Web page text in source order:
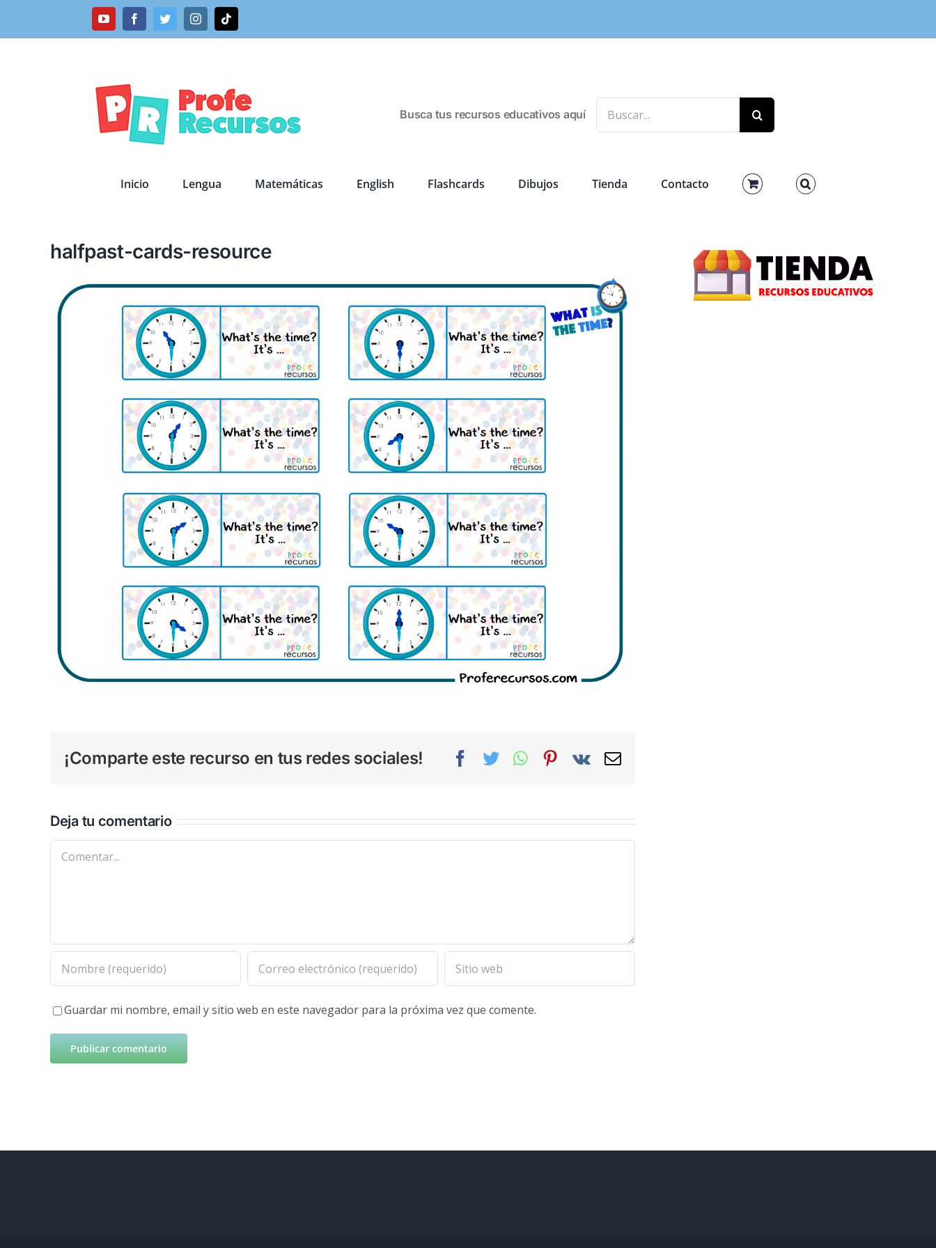
YouTubeFacebookTwitterInstagramTiktok
Busca tus recursos educativos aquí
Inicio Lengua Matemáticas English Flashcards Dibujos Tienda Contacto
halfpast-cards-resource
¡Comparte este recurso en tus redes sociales! Facebook
TwitterWhatsAppPinterest
Vk
Correo
Deja tu comentario
Comentar
Guardar mi nombre, email y sitio web en este navegador para la próxima vez que comente.